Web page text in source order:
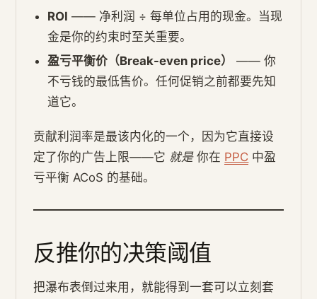
ROI —— 净利润 ÷ 每单位占用的现金。当现
金是你的约束时至关重要。
盈亏平衡价（Break-even price）
—— 你
不亏钱的最低售价。任何促销之前都要先知
道它。
贡献利润率是最该内化的一个，因为它直接设
定了你的广告上限——它 就是你在 PPC 中盈
亏平衡 ACoS 的基础。
反推你的决策阈值
把瀑布表倒过来用，就能得到一套可以立刻套